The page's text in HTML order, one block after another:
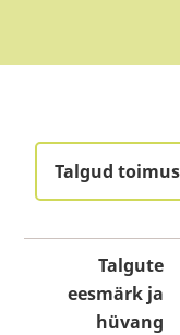
Talgud
Talgute
eesmärk ja
hüvang